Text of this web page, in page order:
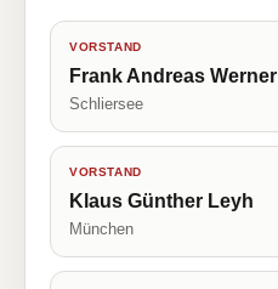
VORSTAND
Frank Andreas Werner
Schliersee
VORSTAND
Klaus Günther Leyh
München